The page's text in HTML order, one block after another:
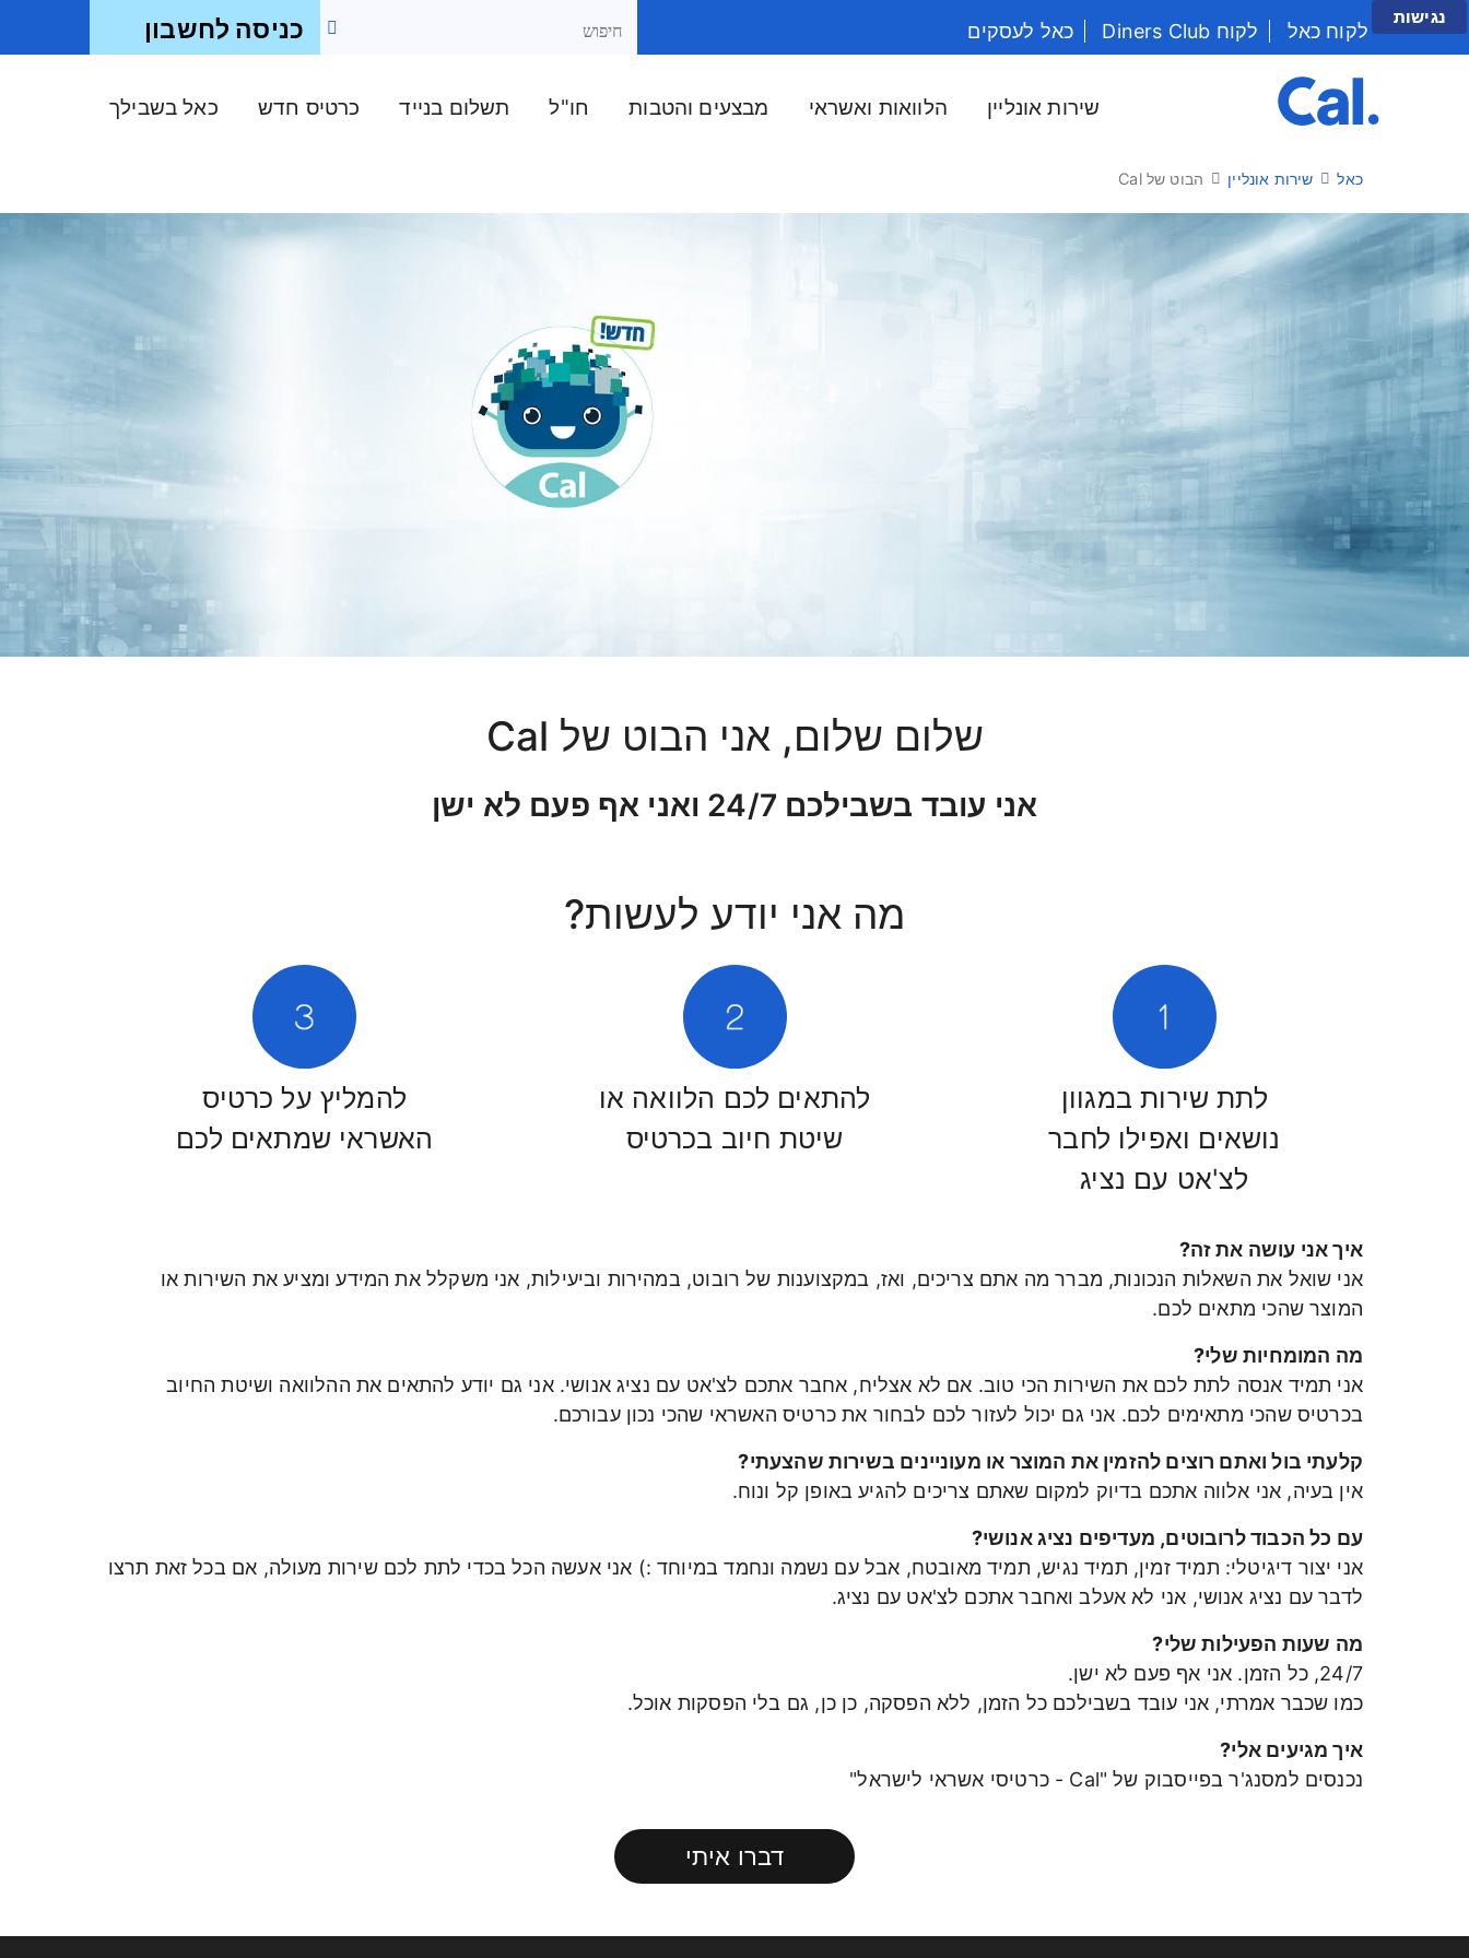
לקוח כאל לקוח Diners Club
כאל לעסקים
שירות אונליין הלוואות ואשראי מבצעים והטבות חו"ל תשלום בנייד כרטיס חדש כאל בשבילך
כניסה לחשבון
כאל שירות אונליין הבוט של Cal
שלום שלום, אני הבוט של Cal
אני עובד בשבילכם 24/7 ואני אף פעם לא ישן
מה אני יודע לעשות?
לתת שירות במגוון
נושאים ואפילו לחבר
לצ'אט עם נציג
להתאים לכם הלוואה או
שיטת חיוב בכרטיס
להמליץ על כרטיס
האשראי שמתאים לכם
איך אני עושה את זה?
אני שואל את השאלות הנכונות, מברר מה אתם צריכים, ואז, במקצוענות של רובוט, במהירות וביעילות, אני משקלל את המידע ומציע את השירות או
המוצר שהכי מתאים לכם.
מה המומחיות שלי?
אני תמיד אנסה לתת לכם את השירות הכי טוב. אם לא אצליח, אחבר אתכם לצ'אט עם נציג אנושי. אני גם יודע להתאים את ההלוואה ושיטת החיוב
בכרטיס שהכי מתאימים לכם. אני גם יכול לעזור לכם לבחור את כרטיס האשראי שהכי נכון עבורכם.
קלעתי בול ואתם רוצים להזמין את המוצר או מעוניינים בשירות שהצעתי?
אין בעיה, אני אלווה אתכם בדיוק למקום שאתם צריכים להגיע באופן קל ונוח.
עם כל הכבוד לרובוטים, מעדיפים נציג אנושי?
אני יצור דיגיטלי: תמיד זמין, תמיד נגיש, תמיד מאובטח, אבל עם נשמה ונחמד במיוחד :) אני אעשה הכל בכדי לתת לכם שירות מעולה, אם בכל זאת תרצו
לדבר עם נציג אנושי, אני לא אעלב ואחבר אתכם לצ'אט עם נציג.
מה שעות הפעילות שלי?
24/7, כל הזמן. אני אף פעם לא ישן.
כמו שכבר אמרתי, אני עובד בשבילכם כל הזמן, ללא הפסקה, כן כן, גם בלי הפסקות אוכל.
איך מגיעים אלי?
נכנסים למסנג'ר בפייסבוק של "Cal - כרטיסי אשראי לישראל"
דברו איתי
נגישות